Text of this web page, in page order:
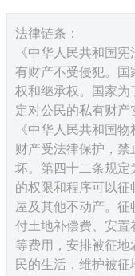
法律链条：
《中华人民共和国
有财产不受侵犯。
权和继承权。国家
定对公民的私有财产
《中华人民共和国
财产受法律保护，
坏。第四十二条规
的权限和程序可以
屋及其他不动产。
付土地补偿费、安
等费用，安排被征
民的生活，维护被